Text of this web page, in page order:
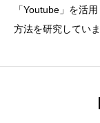
「Youtube」を活
方法を研究していま